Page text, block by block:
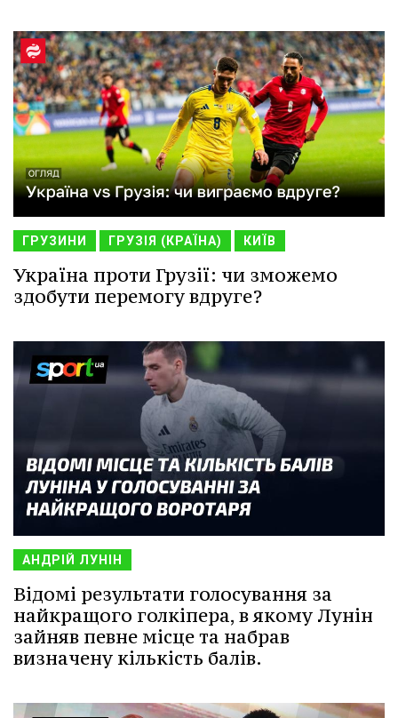
ГРУЗИНИ ГРУЗІЯ (КРАЇНА) КИЇВ
Україна проти Грузії: чи зможемо
здобути перемогу вдруге?
АНДРІЙ ЛУНІН
Відомі результати голосування за
найкращого голкіпера, в якому Лунін
зайняв певне місце та набрав
визначену кількість балів.